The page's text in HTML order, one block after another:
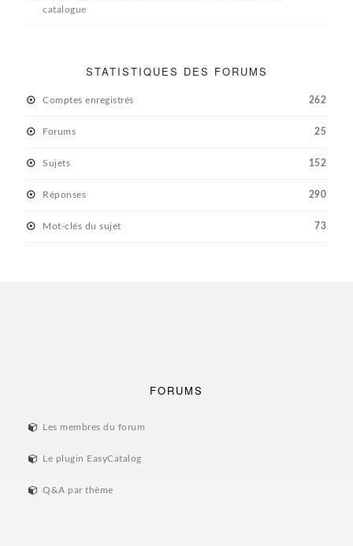
catalogue
STATISTIQUES DES FORUMS
Comptes enregistrés 262
Forums 25
Sujets 152
Réponses 290
Mot-clés du sujet 73
FORUMS
Les membres du forum
Le plugin EasyCatalog
Q&A par thème